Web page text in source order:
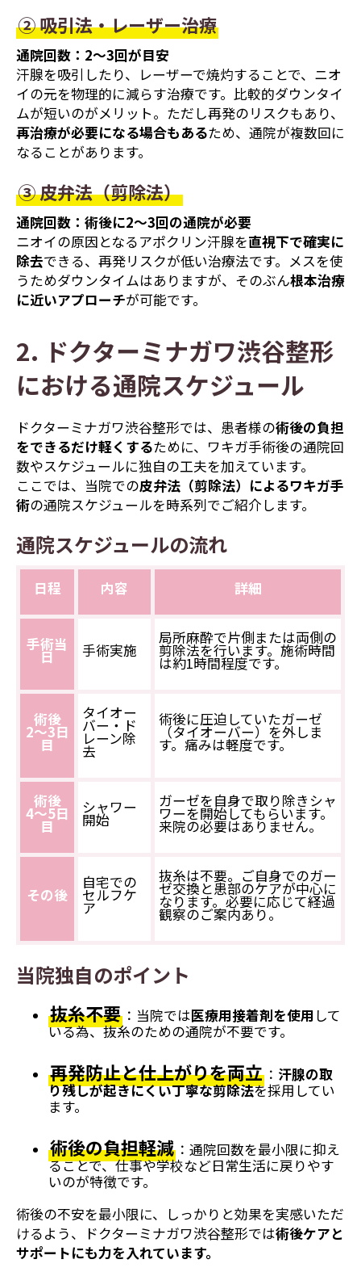
② 吸引法・レーザー治療
通院回数：2～3回が目安
汗腺を吸引したり、レーザーで焼灼することで、ニオ
イの元を物理的に減らす治療です。比較的ダウンタイ
ムが短いのがメリット。ただし再発のリスクもあり、
再治療が必要になる場合もあるため、通院が複数回に
なることがあります。
③ 皮弁法（剪除法）
通院回数：術後に2～3回の通院が必要
ニオイの原因となるアポクリン汗腺を直視下で確実に
除去できる、再発リスクが低い治療法です。メスを使
うためダウンタイムはありますが、そのぶん根本治療
に近いアプローチが可能です。
2. ドクターミナガワ渋谷整形
における通院スケジュール
ドクターミナガワ渋谷整形では、患者様の術後の負担
をできるだけ軽くするために、ワキガ手術後の通院回
数やスケジュールに独自の工夫を加えています。
ここでは、当院での皮弁法（剪除法）によるワキガ手
術の通院スケジュールを時系列でご紹介します。
通院スケジュールの流れ
日程 内容 詳細
手術当
日 手術実施
局所麻酔で片側または両側の
剪除法を行います。施術時間
は約1時間程度です。
術後
2〜3日
目
タイオー
バー・ド
レーン除
去
術後に圧迫していたガーゼ
（タイオーバー）を外しま
す。痛みは軽度です。
術後
4〜5日
目
シャワー
開始
ガーゼを自身で取り除きシャ
ワーを開始してもらいます。
来院の必要はありません。
その後
自宅での
セルフケ
ア
抜糸は不要。ご自身でのガー
ゼ交換と患部のケアが中心に
なります。必要に応じて経過
観察のご案内あり。
当院独自のポイント
抜糸不要 ：当院では医療用接着剤を使用 して
いる為、抜糸のための通院が不要です。
再発防止と仕上がりを両立 ： 汗腺の取
り残しが起きにくい丁寧な剪除法を採用してい
ます。
術後の負担軽減 ：通院回数を最小限に抑え
ることで、仕事や学校など日常生活に戻りやす
いのが特徴です。
術後の不安を最小限に、しっかりと効果を実感いただ
けるよう、ドクターミナガワ渋谷整形では術後ケアと
サポートにも力を入れています。